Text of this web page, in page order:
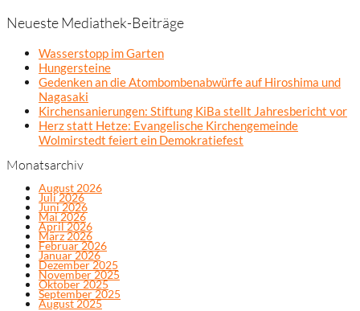
Neueste Mediathek-Beiträge
Wasserstopp im Garten
Hungersteine
Gedenken an die Atombombenabwürfe auf Hiroshima und
Nagasaki
Kirchensanierungen: Stiftung KiBa stellt Jahresbericht vor
Herz statt Hetze: Evangelische Kirchengemeinde
Wolmirstedt feiert ein Demokratiefest
Monatsarchiv
August 2026
Juli 2026
Juni 2026
Mai 2026
April 2026
März 2026
Februar 2026
Januar 2026
Dezember 2025
November 2025
Oktober 2025
September 2025
August 2025